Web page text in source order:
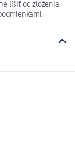
líšiť od zloženia